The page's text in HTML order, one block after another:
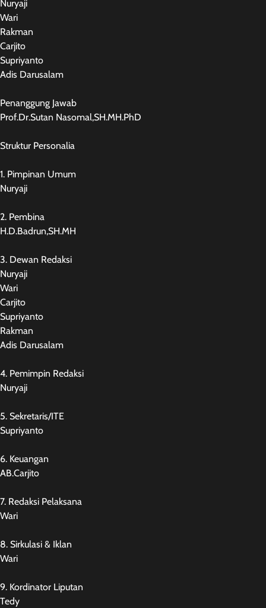
Nuryaji
Wari
Rakman
Carjito
Supriyanto
Adis Darusalam
Penanggung Jawab
Prof.Dr.Sutan Nasomal,SH.MH.PhD
Struktur Personalia
1. Pimpinan Umum
Nuryaji
2. Pembina
H.D.Badrun,SH.MH
3. Dewan Redaksi
Nuryaji
Wari
Carjito
Supriyanto
Rakman
Adis Darusalam
4. Pemimpin Redaksi
Nuryaji
5. Sekretaris/ITE
Supriyanto
6. Keuangan
AB.Carjito
7. Redaksi Pelaksana
Wari
8. Sirkulasi & Iklan
Wari
9. Kordinator Liputan
Tedy